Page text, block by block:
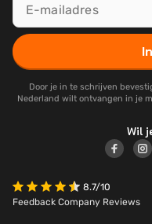
Door je in te schrijven
Nederland wilt ontvangen in je
Wil
8.7/10
Feedback Company Reviews